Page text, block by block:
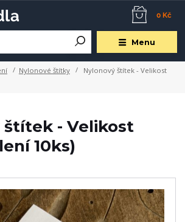
Menu
0 Kč
Nylonové štítky
Nylonový štítek - Velikost
štítek - Velikost
10ks)